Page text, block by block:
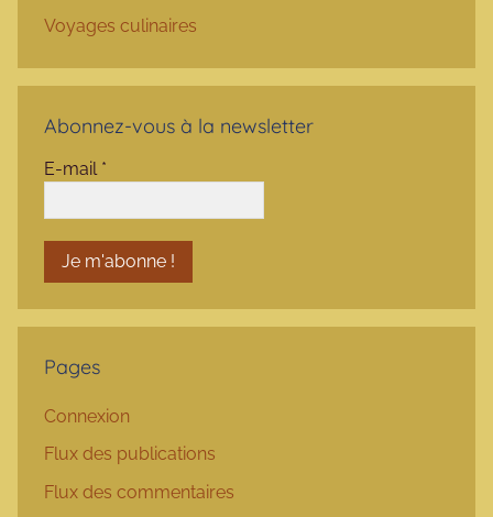
Voyages culinaires
Abonnez-vous à la newsletter
E-mail *
Pages
Connexion
Flux des publications
Flux des commentaires